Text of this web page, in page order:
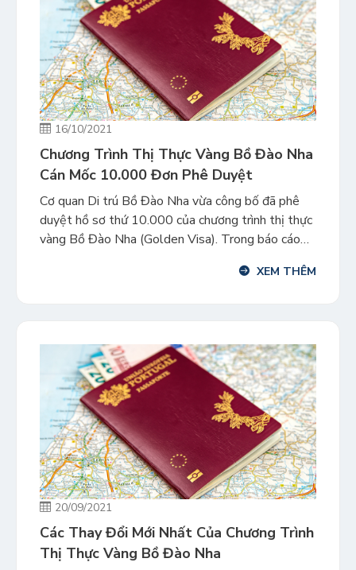
16/10/2021
Chương Trình Thị Thực Vàng Bồ Đào Nha
Cán Mốc 10.000 Đơn Phê Duyệt
Cơ quan Di trú Bồ Đào Nha vừa công bố đã phê
duyệt hồ sơ thứ 10.000 của chương trình thị thực
vàng Bồ Đào Nha (Golden Visa). Trong báo cáo
thực vàng Bồ Đào Nha, Cơ quan Di trú nước này
XEM THÊM
20/09/2021
Các Thay Đổi Mới Nhất Của Chương Trình
Thị Thực Vàng Bồ Đào Nha